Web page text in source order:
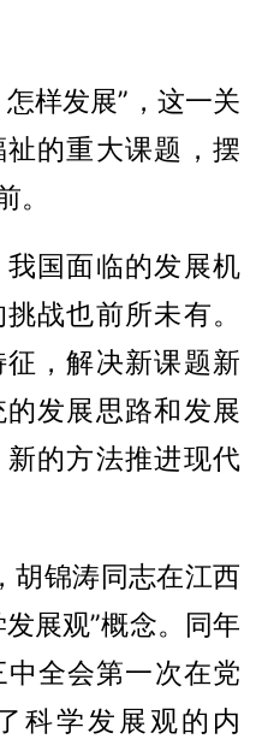
样发展”，这一关
的重大课题，摆
。
国面临的发展机
战也前所未有。
，解决新课题新
发展思路和发展
的方法推进现代
胡锦涛同志在江西
展观”概念。同年
全会第一次在党
科学发展观的内